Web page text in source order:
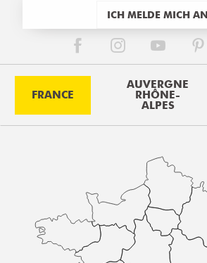
ICH MELDE MICH AN
FRANCE
AUVERGNE
RHÔNE-
ALPES